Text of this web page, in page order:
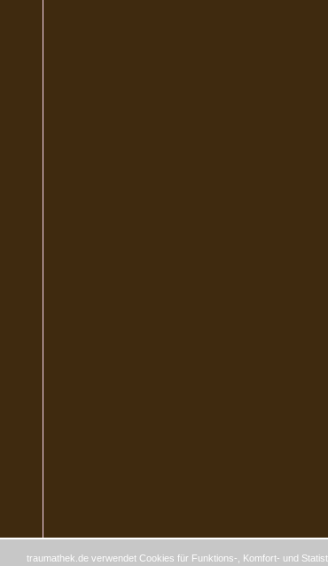
traumathek.de verwendet Cookies für Funktions-, Komfort- und